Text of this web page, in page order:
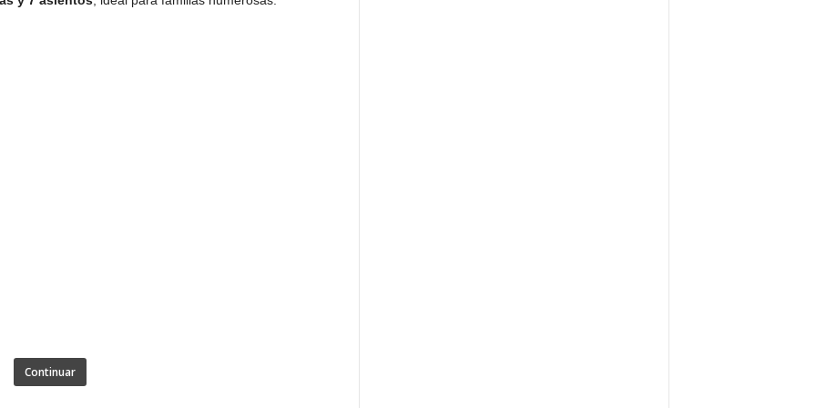
Continuar